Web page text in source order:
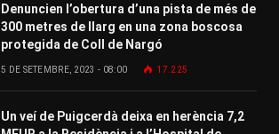
Denuncien l’obertura d’una pista de més de
300 metres de llarg en una zona boscosa
protegida de Coll de Nargó
5 DE SETEMBRE, 2023 - 08:00 17.225
Un veí de Puigcerdà deixa en herència 7,2